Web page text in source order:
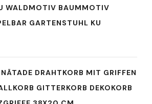
BAUMMOTIV S
GARTENSTUHL KU
DRAHTKORB MIT GRIFFEN
GITTERKORB DEKOKORB